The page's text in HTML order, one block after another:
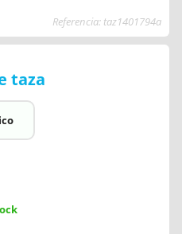
Referencia: taz1401794a
taza